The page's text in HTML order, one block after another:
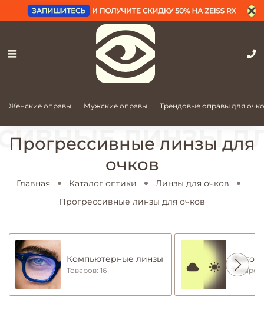
Женские оправы Мужские оправы Трендовые оправы для
Прогрессивные линзы для
очков
Главная Каталог оптики
Линзы для очков
Прогрессивные линзы для очков
Компьютерные линзы
Товаров: 16